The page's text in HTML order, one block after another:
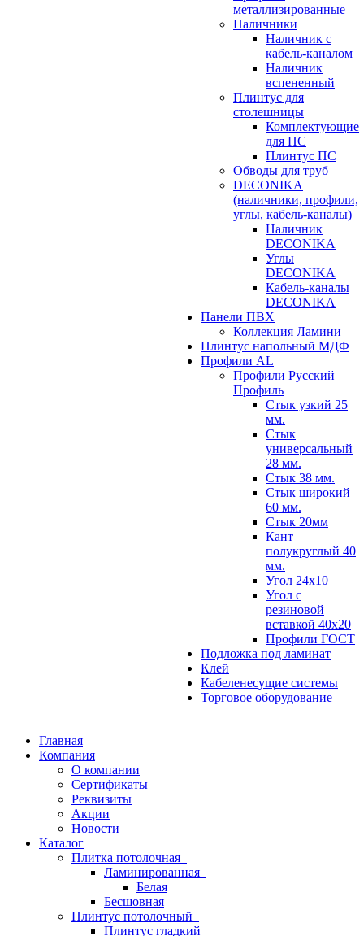
металлизированные
Наличники
Наличник с
кабель-каналом
Наличник
вспененный
Плинтус для
столешницы
Комплектующие
для ПС
Плинтус ПС
Обводы для труб
DECONIKA
(наличники, профили,
углы, кабель-каналы)
Наличник
DECONIKA
Углы
DECONIKA
Кабель-каналы
DECONIKA
Панели ПВХ
Коллекция Ламини
Плинтус напольный МДФ
Профили AL
Профили Русский
Профиль
Стык узкий 25
мм.
Стык
универсальный
28 мм.
Стык 38 мм.
Стык широкий
60 мм.
Стык 20мм
Кант
полукруглый 40
мм.
Угол 24х10
Угол с
резиновой
вставкой 40х20
Профили ГОСТ
Подложка под ламинат
Клей
Кабеленесущие системы
Торговое оборудование
Главная
Компания
О компании
Сертификаты
Реквизиты
Акции
Новости
Каталог
Плитка потолочная
Ламинированная
Белая
Бесшовная
Плинтус потолочный
Плинтус гладкий